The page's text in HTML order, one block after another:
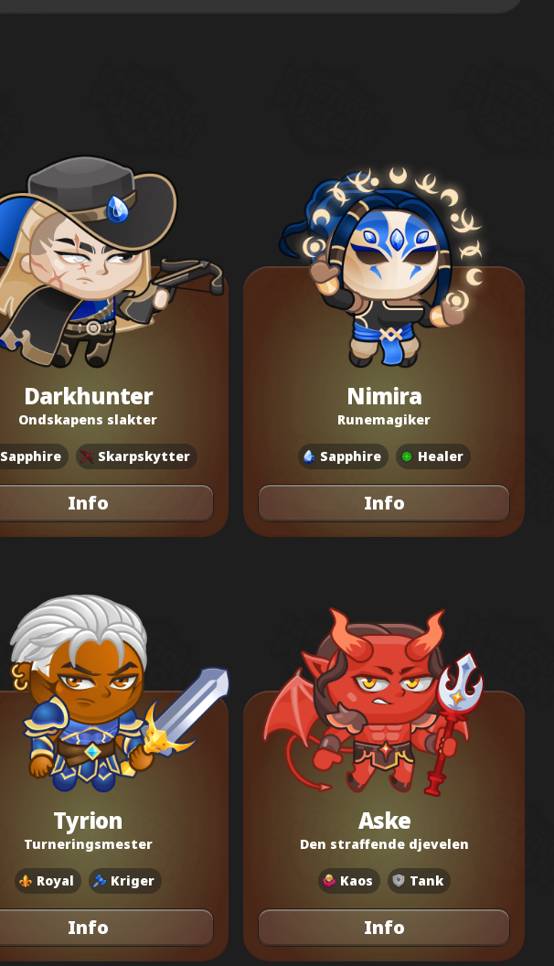
Darkhunter
Ondskapens slakter
Sapphire Skarpskytter
Info
Nimira
Runemagiker
Sapphire Healer
Info
Tyrion
Turneringsmester
Royal Kriger
Info
Aske
Den straffende djevelen
Kaos Tank
Info